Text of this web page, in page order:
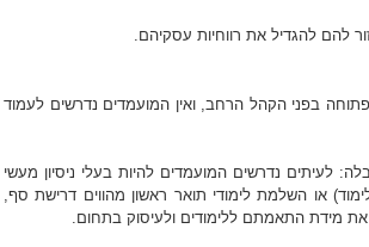
להם להגדיל את רווחיות עסקיהם.
בפני הקהל הרחב, ואין המועמדים נדרשים לעמוד
לעיתים נדרשים המועמדים להיות בעלי ניסיון מעשי
בתחום, לעיתים תעודת בגרות (או סיום 12 שנות לימוד) או השלמת לימודי תואר ראשון מהווים דרישת סף,
את מידת התאמתם ללימודים ולעיסוק בתחום.